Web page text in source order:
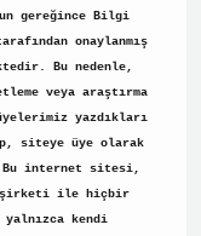
gereğince Bilgi
onaylanmış
Bu nedenle,
veya araştırma
yazdıkları
siteye üye olarak
Bu internet sitesi,
şirketi ile hiçbir
yalnızca kendi